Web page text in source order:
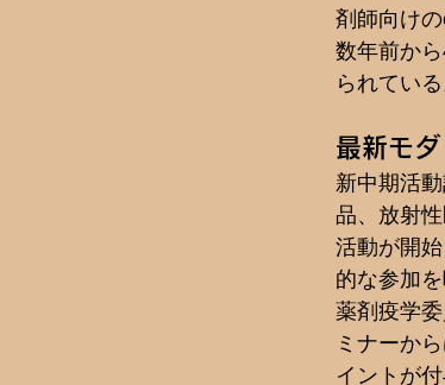
剤師向け
数年前か
られている
最新モ
新中期活
品、放射
活動が開
的な参加
薬剤疫学
ミナーか
イントが